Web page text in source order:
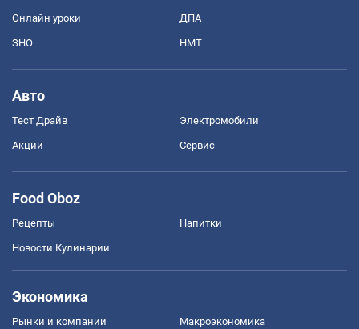
Онлайн уроки ДПА
ЗНО НМТ
Авто
Тест Драйв Электромобили
Акции Сервис
Food Oboz
Рецепты Напитки
Новости Кулинарии
Экономика
Рынки и компании Mакроэкономика